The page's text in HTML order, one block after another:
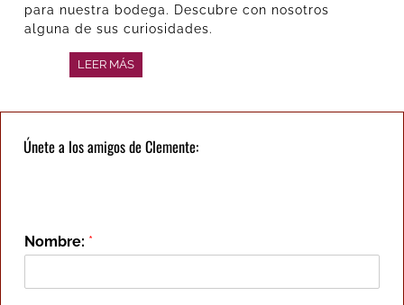
para nuestra bodega. Descubre con nosotros
alguna de sus curiosidades.
LEER MÁS
Únete a los amigos de Clemente:
Nombre: *